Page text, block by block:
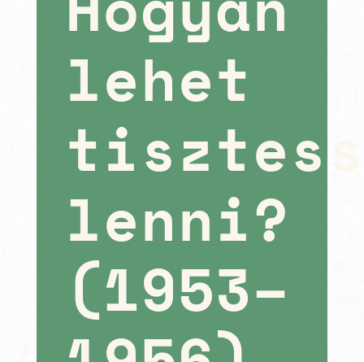
lehet
lenni?
(1953–